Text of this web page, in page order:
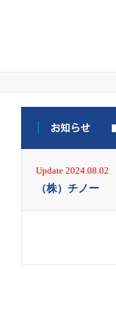
Update 2024.08.02
（株）チノー